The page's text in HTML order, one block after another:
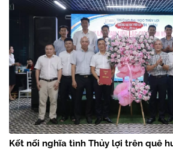
Kết nối nghĩa tình Thủy lợi trên quê